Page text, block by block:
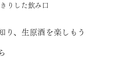
りした飲み口
り、生原酒を楽しもう